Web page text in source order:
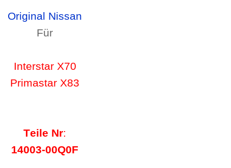
Original Nissan
Für
Interstar X70
Primastar X83
Teile Nr:
14003-00Q0F